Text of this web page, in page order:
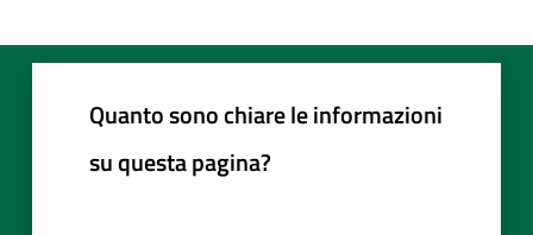
Quanto sono chiare le informazioni
su questa pagina?